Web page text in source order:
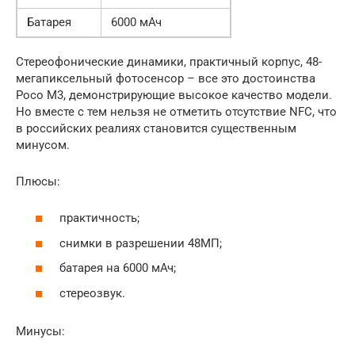
Батарея
6000 мАч
Стереофонические динамики, практичный корпус, 48-
мегапиксельный фотосенсор – все это достоинства
Poco M3, демонстрирующие высокое качество модели.
Но вместе с тем нельзя не отметить отсутствие NFC, что
в российских реалиях становится существенным
минусом.
Плюсы:
практичность;
снимки в разрешении 48МП;
батарея на 6000 мАч;
стереозвук.
Минусы: